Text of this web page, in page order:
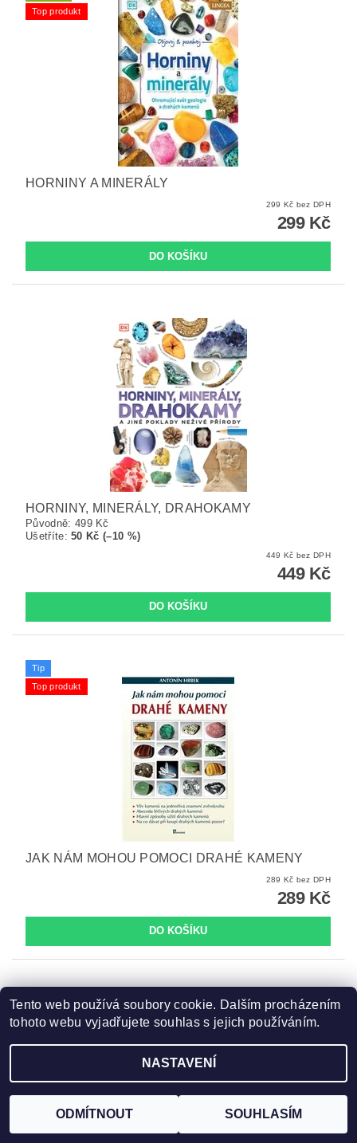
Top produkt
HORNINY A MINERÁLY
299 Kč bez DPH
299 Kč
HORNINY, MINERÁLY, DRAHOKAMY
Původně: 499 Kč
Ušetříte:50 Kč (–10 %)
449 Kč bez DPH
449 Kč
Tip
Top produkt
JAK NÁM MOHOU POMOCI DRAHÉ KAMENY
289 Kč bez DPH
289 Kč
Tento web používá soubory cookie. Dalším procházením
tohoto webu vyjadřujete souhlas s jejich používáním.
NASTAVENÍ
ODMÍTNOUT SOUHLASÍM